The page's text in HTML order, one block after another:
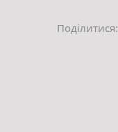
Поділитися: